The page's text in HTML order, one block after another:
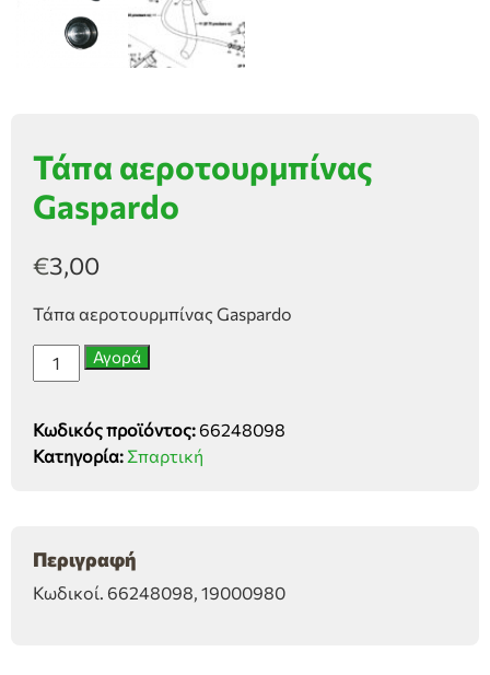
Τάπα αεροτουρμπίνας
Gaspardo
€3,00
Τάπα αεροτουρμπίνας Gaspardo
Τάπα
αεροτουρμπίνας
ποσότητα
Αγορά
Κωδικός προϊόντος: 66248098
Κατηγορία: Σπαρτική
Περιγραφή
Κωδικοί. 66248098, 19000980